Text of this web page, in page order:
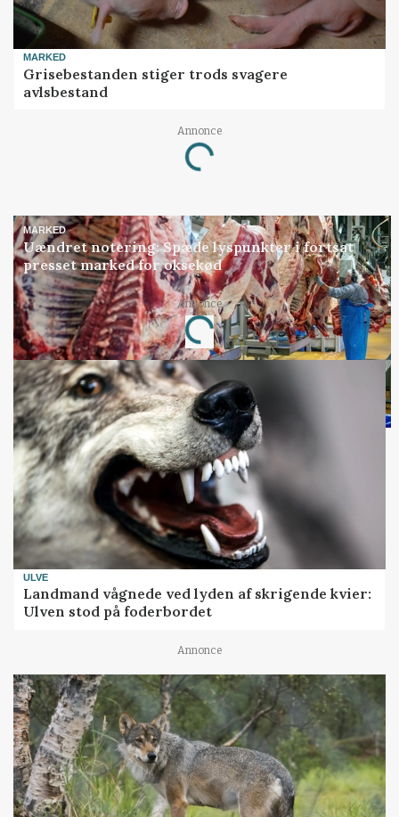
MARKED
Grisebestanden stiger trods svagere
avlsbestand
Annonce
Loading...
MARKED
Uændret notering: Spæde lyspunkter i fortsat
presset marked for oksekød
Annonce
Loading...
ULVE
Landmand vågnede ved lyden af skrigende kvier:
Ulven stod på foderbordet
Annonce